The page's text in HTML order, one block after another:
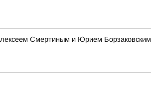
Смертиным и Юрием Борзаковским